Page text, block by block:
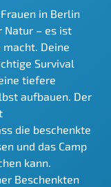
in Berlin
Natur – es ist
Deine
Survival
tiefere
aufbauen. Der
die beschenkte
und das Camp
kann.
Beschenkten